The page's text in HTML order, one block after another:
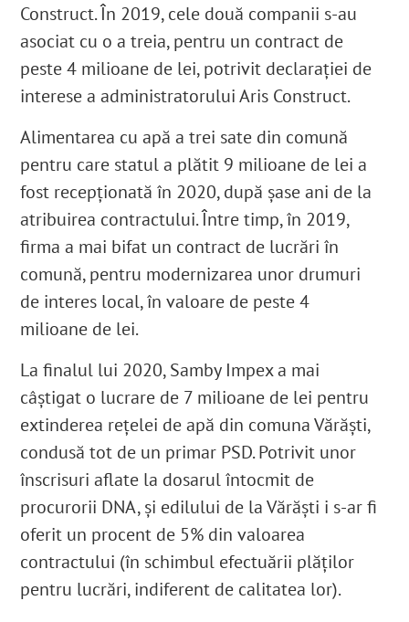
Construct. În 2019, cele două companii s-au
asociat cu o a treia, pentru un contract de
peste 4 milioane de lei, potrivit declarației de
interese a administratorului Aris Construct.
Alimentarea cu apă a trei sate din comună
pentru care statul a plătit 9 milioane de lei a
fost recepționată în 2020, după șase ani de la
atribuirea contractului. Între timp, în 2019,
firma a mai bifat un contract de lucrări în
comună, pentru modernizarea unor drumuri
de interes local, în valoare de peste 4
milioane de lei.
La finalul lui 2020, Samby Impex a mai
câștigat o lucrare de 7 milioane de lei pentru
extinderea rețelei de apă din comuna Vărăști,
condusă tot de un primar PSD. Potrivit unor
înscrisuri aflate la dosarul întocmit de
procurorii DNA, și edilului de la Vărăști i s-ar fi
oferit un procent de 5% din valoarea
contractului (în schimbul efectuării plăților
pentru lucrări, indiferent de calitatea lor).